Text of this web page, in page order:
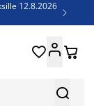
12.8.2026


 